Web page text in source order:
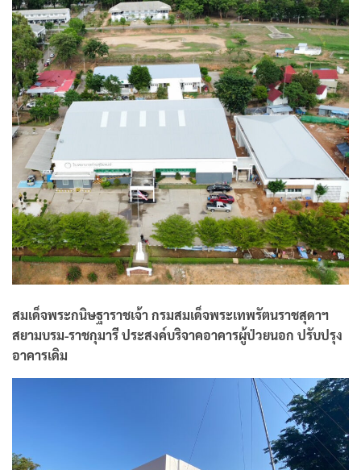
สมเด็จพระกนิษฐาราชเจ้า กรมสมเด็จพระเทพรัตนราชสุดาฯ
สยามบรม-ราชกุมารี ประสงค์บริจาคอาคารผู้ป่วยนอก ปรับปรุง
อาคารเดิม